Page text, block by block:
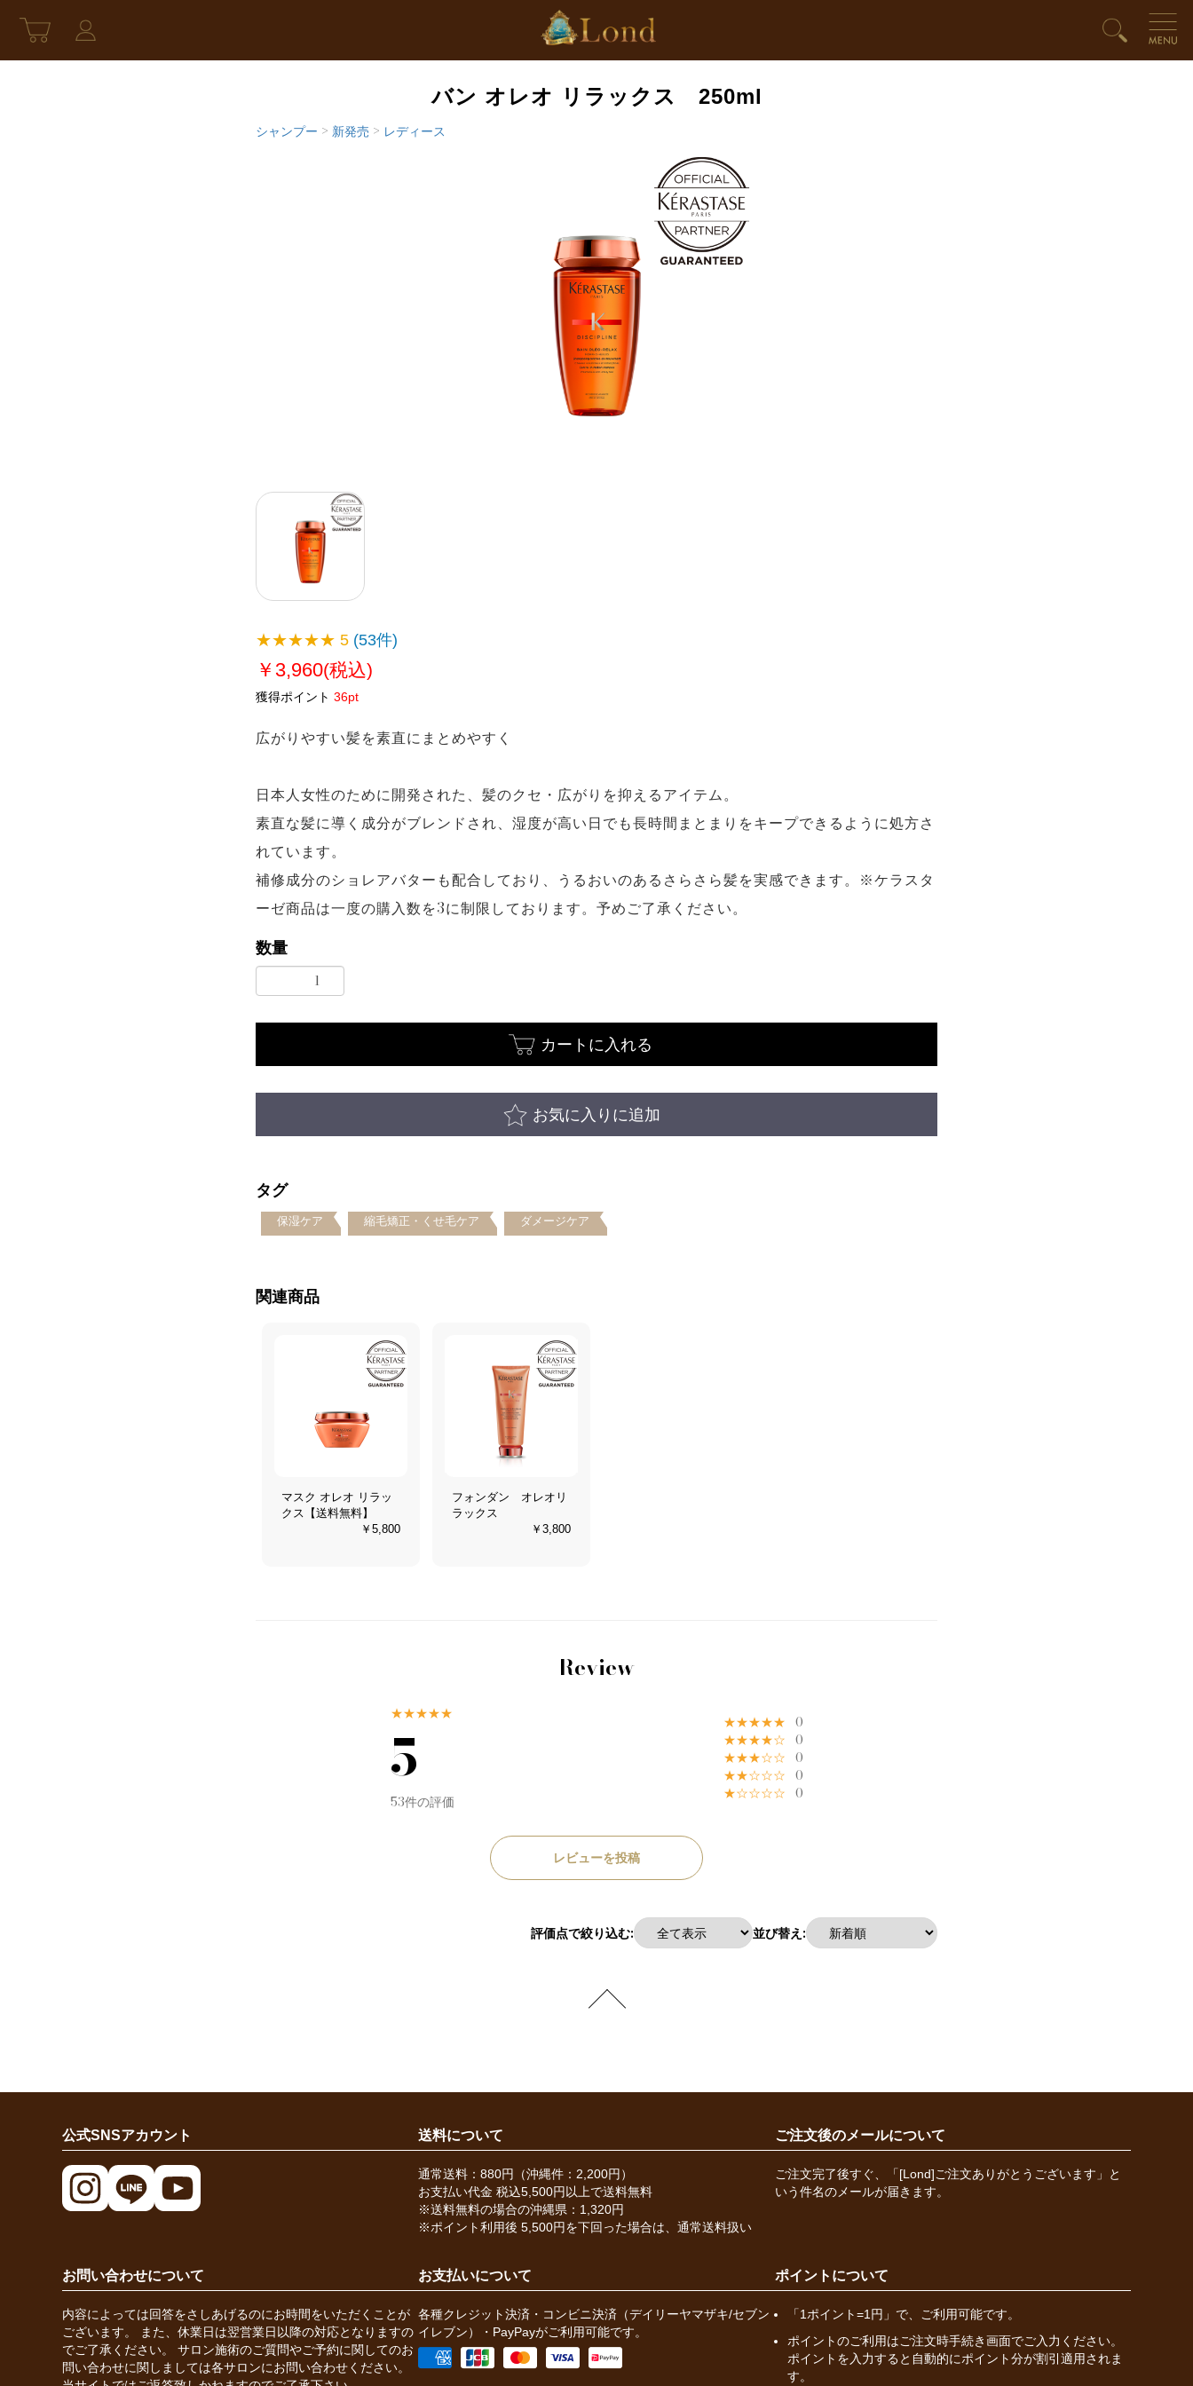
バン オレオ リラックス 250ml
シャンプー > 新発売 > レディース
★★★★★ 5 (53件)
￥3,960(税込)
獲得ポイント 36pt
広がりやすい髪を素直にまとめやすく
日本人女性のために開発された、髪のクセ・広がりを抑えるアイテム。
素直な髪に導く成分がブレンドされ、湿度が高い日でも長時間まとまりをキープできるように処方さ
れています。
補修成分のショレアバターも配合しており、うるおいのあるさらさら髪を実感できます。※ケラスタ
ーゼ商品は一度の購入数を3に制限しております。予めご了承ください。
数量
カートに入れる
お気に入りに追加
タグ
保湿ケア 縮毛矯正・くせ毛ケア ダメージケア
関連商品
マスク オレオ リラッ
クス【送料無料】
￥5,800
フォンダン オレオリ
ラックス
￥3,800
Review
★★★★★
5
53件の評価
★★★★★ 0
★★★★☆ 0
★★★☆☆ 0
★★☆☆☆ 0
★☆☆☆☆ 0
レビューを投稿
評価点で絞り込む: 並び替え:
公式SNSアカウント 送料について
通常送料：880円（沖縄件：2,200円）
お支払い代金 税込5,500円以上で送料無料
※送料無料の場合の沖縄県：1,320円
※ポイント利用後 5,500円を下回った場合は、通常送料扱い
ご注文後のメールについて
ご注文完了後すぐ、「[Lond]ご注文ありがとうございます」と
いう件名のメールが届きます。
お問い合わせについて
内容によっては回答をさしあげるのにお時間をいただくことが
ございます。 また、休業日は翌営業日以降の対応となりますの
でご了承ください。 サロン施術のご質問やご予約に関してのお
問い合わせに関しましては各サロンにお問い合わせください。
お支払いについて
各種クレジット決済・コンビニ決済（デイリーヤマザキ/セブン
イレブン）・PayPayがご利用可能です。
ポイントについて
「1ポイント=1円」で、ご利用可能です。
ポイントのご利用はご注文時手続き画面でご入力ください。
ポイントを入力すると自動的にポイント分が割引適用されま
す。